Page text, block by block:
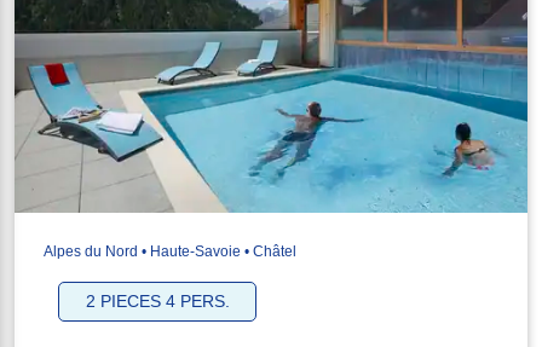
Alpes du Nord • Haute-Savoie • Châtel
2 PIECES 4 PERS.